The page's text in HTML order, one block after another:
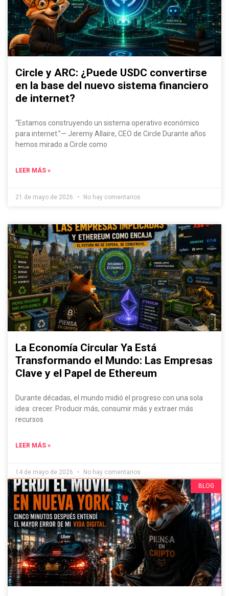
Circle y ARC: ¿Puede USDC convertirse
en la base del nuevo sistema financiero
de internet?
“Estamos construyendo un sistema operativo económico
para internet.”— Jeremy Allaire, CEO de Circle Durante años
hemos mirado a Circle como
LEER MÁS »
21 de mayo de 2026 No hay comentarios
La Economía Circular Ya Está
Transformando el Mundo: Las Empresas
Clave y el Papel de Ethereum
Durante décadas, el mundo midió el progreso con una sola
idea: crecer. Producir más, consumir más y extraer más
recursos
LEER MÁS »
14 de mayo de 2026 No hay comentarios
Evádelo Si Puedes, ¡Contenido IRRESISTIBLE!BLOG